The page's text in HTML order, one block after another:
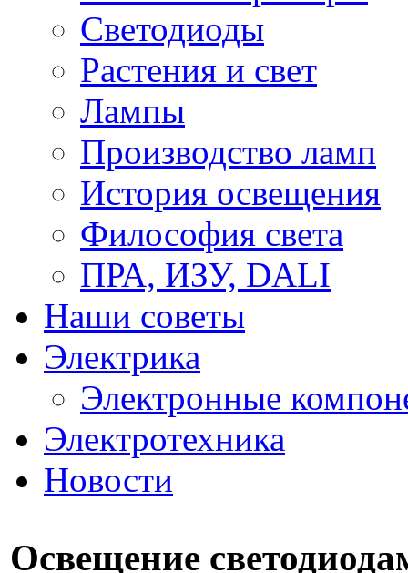
Светодиоды
Растения и свет
Лампы
Производство ламп
История освещения
Философия света
ПРА, ИЗУ, DALI
Наши советы
Электрика
Электронные
Электротехника
Новости
Освещение